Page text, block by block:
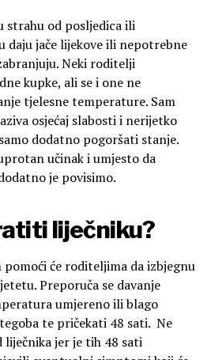
strahu od posljedica ili
daju jače lijekove ili nepotrebne
Neki roditelji
kupke, ali se i one ne
tjelesne temperature. Sam
osjećaj slabosti i nerijetko
dodatno pogoršati stanje.
učinak i umjesto da
je povisimo.
liječniku?
će roditeljima da izbjegnu
Preporuča se davanje
umjereno ili blago
te pričekati 48 sati. Ne
jer je tih 48 sati